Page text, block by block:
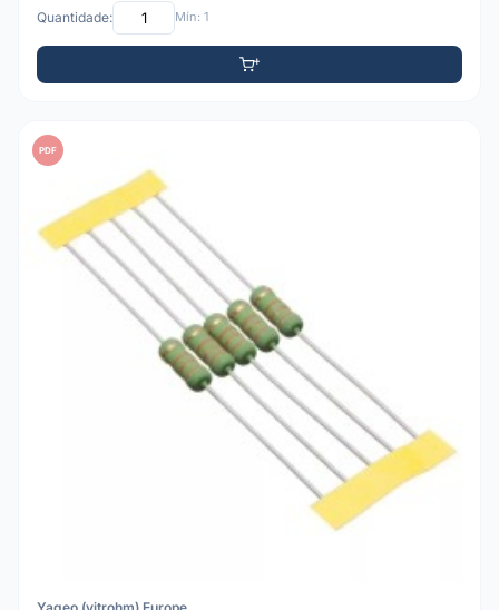
Quantidade: Mín: 1
PDF